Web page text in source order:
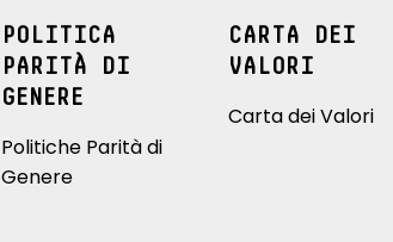
POLITICA
PARITÀ DI
GENERE
Politiche Parità di
Genere
CARTA DEI
VALORI
Carta dei Valori